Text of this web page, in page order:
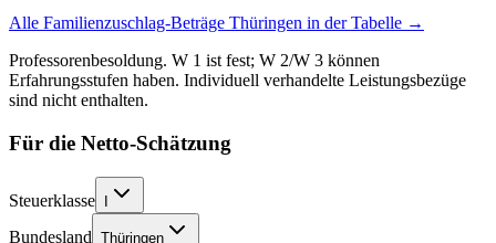
Alle Familienzuschlag-Beträge Thüringen in der Tabelle →
Professorenbesoldung. W 1 ist fest; W 2/W 3 können
Erfahrungsstufen haben. Individuell verhandelte Leistungsbezüge
sind nicht enthalten.
Für die Netto-Schätzung
Steuerklasse I
Bundesland Thüringen